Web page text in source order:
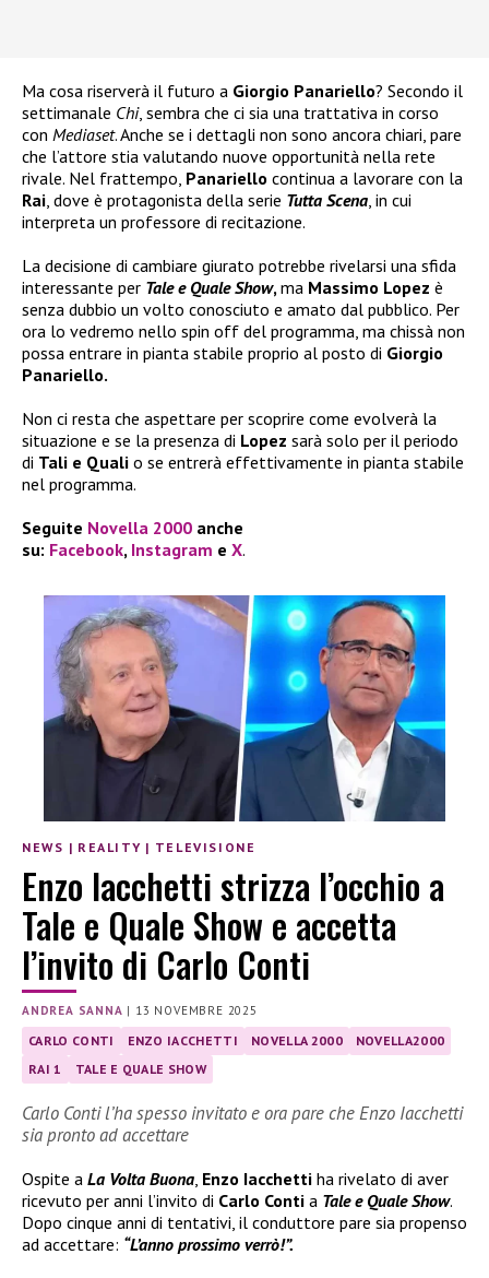
Ma cosa riserverà il futuro a Giorgio Panariello? Secondo il
settimanale Chi, sembra che ci sia una trattativa in corso
con Mediaset. Anche se i dettagli non sono ancora chiari, pare
che l’attore stia valutando nuove opportunità nella rete
rivale. Nel frattempo, Panariello continua a lavorare con la
Rai, dove è protagonista della serie Tutta Scena, in cui
interpreta un professore di recitazione.
La decisione di cambiare giurato potrebbe rivelarsi una sfida
interessante per Tale e Quale Show,ma Massimo Lopez è
senza dubbio un volto conosciuto e amato dal pubblico. Per
ora lo vedremo nello spin off del programma, ma chissà non
possa entrare in pianta stabile proprio al posto di Giorgio
Panariello.
Non ci resta che aspettare per scoprire come evolverà la
situazione e se la presenza di Lopez sarà solo per il periodo
di Tali e Quali o se entrerà effettivamente in pianta stabile
nel programma.
Seguite Novella 2000 anche
su: Facebook, Instagram e X.
NEWS | REALITY | TELEVISIONE
Enzo Iacchetti strizza l’occhio a
Tale e Quale Show e accetta
l’invito di Carlo Conti
ANDREA SANNA | 13 NOVEMBRE 2025
CARLO CONTI ENZO IACCHETTI NOVELLA 2000
NOVELLA2000
RAI 1
TALE E QUALE SHOW
Carlo Conti l’ha spesso invitato e ora pare che Enzo Iacchetti
sia pronto ad accettare
Ospite a La Volta Buona Enzo Iacchetti ha rivelato di aver
ricevuto per anni l’invito di Carlo Conti a Tale e Quale Show.
Dopo cinque anni di tentativi, il conduttore pare sia propenso
ad accettare: “L’anno prossimo verrò!”.